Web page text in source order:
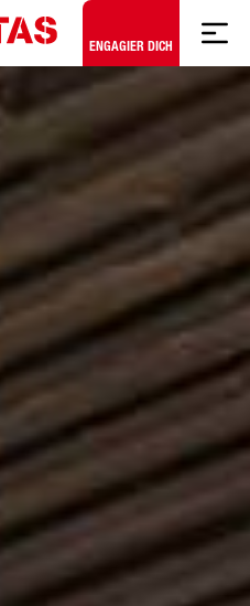
Zum Hauptinhalt springen
ENGAGIER DICH